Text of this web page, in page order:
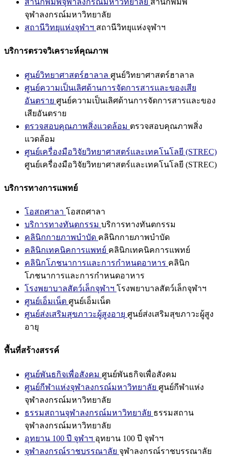
สำนักพิมพ์จุฬาลงกรณ์มหาวิทยาลัย สำนักพิมพ์
จุฬาลงกรณ์มหาวิทยาลัย
สถานีวิทยุแห่งจุฬาฯ สถานีวิทยุแห่งจุฬาฯ
บริการตรวจวิเคราะห์คุณภาพ
ศูนย์วิทยาศาสตร์ฮาลาล ศูนย์วิทยาศาสตร์ฮาลาล
ศูนย์ความเป็นเลิศด้านการจัดการสารและของเสีย
อันตราย ศูนย์ความเป็นเลิศด้านการจัดการสารและของ
เสียอันตราย
ตรวจสอบคุณภาพสิ่งแวดล้อม ตรวจสอบคุณภาพสิ่ง
แวดล้อม
ศูนย์เครื่องมือวิจัยวิทยาศาสตร์และเทคโนโลยี (STREC)
ศูนย์เครื่องมือวิจัยวิทยาศาสตร์และเทคโนโลยี (STREC)
บริการทางการแพทย์
โอสถศาลา โอสถศาลา
บริการทางทันตกรรม บริการทางทันตกรรม
คลินิกกายภาพบำบัด คลินิกกายภาพบำบัด
คลินิกเทคนิคการแพทย์ คลินิกเทคนิคการแพทย์
คลินิกโภชนาการและการกำหนดอาหาร คลินิก
โภชนาการและการกำหนดอาหาร
โรงพยาบาลสัตว์เล็กจุฬาฯ โรงพยาบาลสัตว์เล็กจุฬาฯ
ศูนย์เอ็มเน็ต ศูนย์เอ็มเน็ต
ศูนย์ส่งเสริมสุขภาวะผู้สูงอายุ ศูนย์ส่งเสริมสุขภาวะผู้สูง
อายุ
พื้นที่สร้างสรรค์
ศูนย์พันธกิจเพื่อสังคม ศูนย์พันธกิจเพื่อสังคม
ศูนย์กีฬาแห่งจุฬาลงกรณ์มหาวิทยาลัย ศูนย์กีฬาแห่ง
จุฬาลงกรณ์มหาวิทยาลัย
ธรรมสถานจุฬาลงกรณ์มหาวิทยาลัย ธรรมสถาน
จุฬาลงกรณ์มหาวิทยาลัย
อุทยาน 100 ปี จุฬาฯ อุทยาน 100 ปี จุฬาฯ
จุฬาลงกรณ์ราชบรรณาลัย จุฬาลงกรณ์ราชบรรณาลัย